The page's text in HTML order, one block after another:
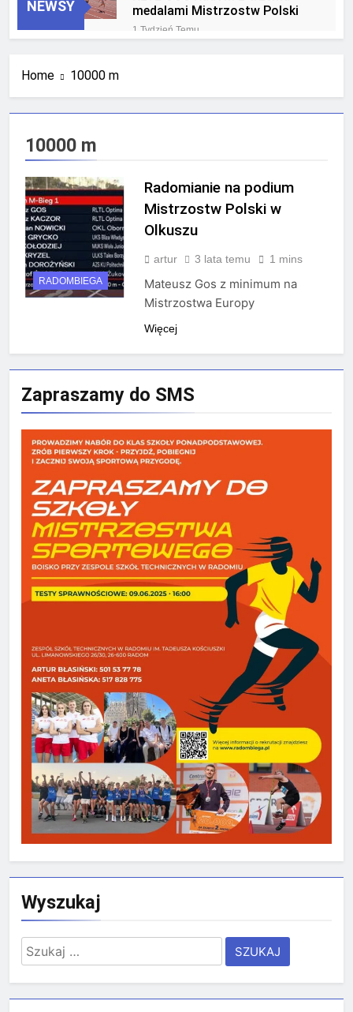
NEWSY
medalami Mistrzostw Polski
1 Tydzień Temu
Home 10000 m
10000 m
RADOMBIEGA
Radomianie na podium
Mistrzostw Polski w
Olkuszu
artur 3 lata temu 1 mins
Mateusz Gos z minimum na
Mistrzostwa Europy
Więcej
Zapraszamy do SMS
Wyszukaj
Szukaj: